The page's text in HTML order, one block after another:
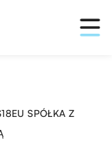
SPÓŁKA Z